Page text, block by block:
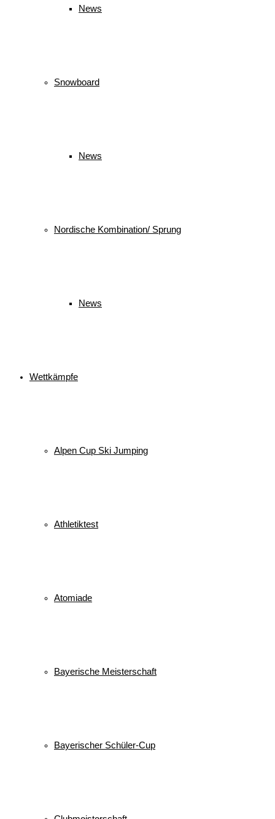
News
Snowboard
News
Nordische Kombination/ Sprung
News
Wettkämpfe
Alpen Cup Ski Jumping
Athletiktest
Atomiade
Bayerische Meisterschaft
Bayerischer Schüler-Cup